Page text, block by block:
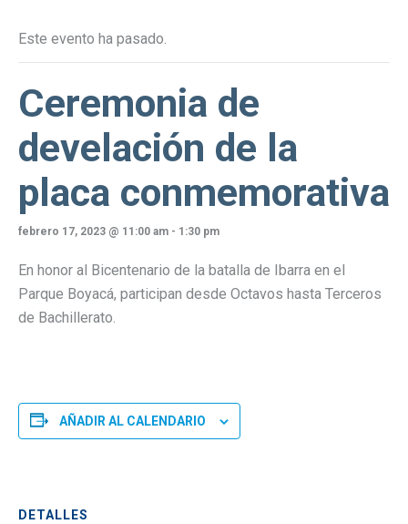
Este evento ha pasado.
Ceremonia de
develación de la
placa conmemorativa
febrero 17, 2023 @ 11:00 am - 1:30 pm
En honor al Bicentenario de la batalla de Ibarra en el
Parque Boyacá, participan desde Octavos hasta Terceros
de Bachillerato.
AÑADIR AL CALENDARIO
DETALLES